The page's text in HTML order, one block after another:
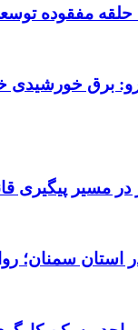
حلقه مفقوده
برق خورشیدی
مسیر پیگیری
استان سمنان؛